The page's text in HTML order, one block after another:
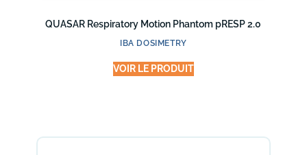
QUASAR Respiratory Motion Phantom pRESP 2.0
IBA DOSIMETRY
VOIR LE PRODUIT